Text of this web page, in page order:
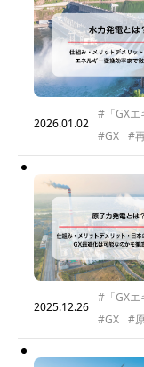
2026.01.02
#「GXエ
#GX
#
2025.12.26
#「GXエ
#GX
#